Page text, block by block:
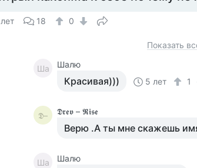
18 0
Показать
Ша Шалю
Красивая))) 5 лет 1
𝕯– 𝕯𝖗𝖊𝖛 – 𝕽𝖎𝖘𝖊
Верю .А ты мне скажешь
Ша Шалю